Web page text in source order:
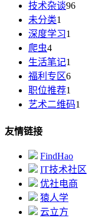
技术杂谈96
未分类1
深度学习1
爬虫4
生活笔记1
福利专区6
职位推荐1
艺术二维码1
友情链接
FindHao
IT技术社区
优社电商
猿人学
云立方